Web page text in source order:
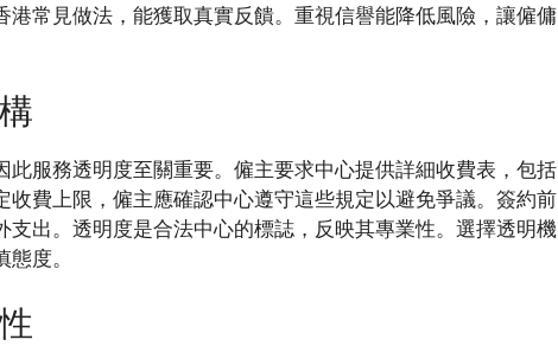
港常見做法，能獲取真實反饋。重視信譽能降低風險，讓僱傭
此服務透明度至關重要。僱主要求中心提供詳細收費表，包括
收費上限，僱主應確認中心遵守這些規定以避免爭議。簽約前
出。透明度是合法中心的標誌，反映其專業性。選擇透明機
度。